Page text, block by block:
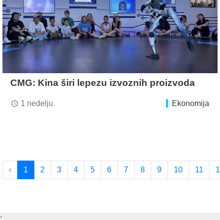
CMG: Kina širi lepezu izvoznih proizvoda
access_time 1 nedelju Ekonomija
‹ 1 2 3 4 5 6 7 8 9 10 11
;